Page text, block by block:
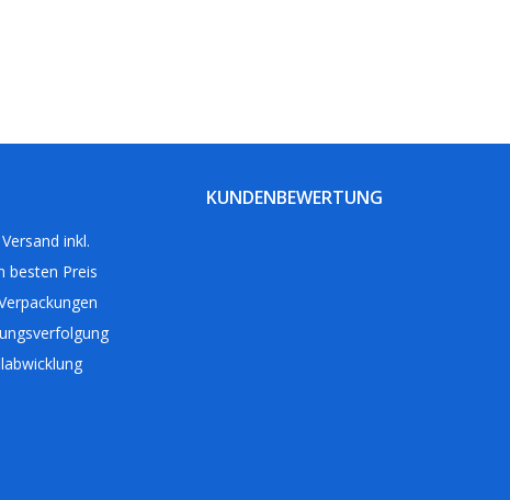
inkl.
besten Preis
KUNDENBEWERTUNG